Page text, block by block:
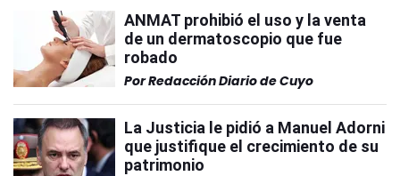
ANMAT prohibió el uso y la venta
de un dermatoscopio que fue
robado
PorRedacción Diario de Cuyo
La Justicia le pidió a Manuel Adorni
que justifique el crecimiento de su
patrimonio